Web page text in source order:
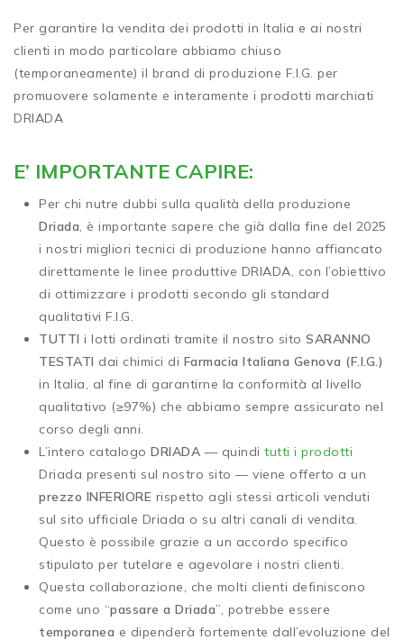
Per garantire la vendita dei prodotti in Italia e ai nostri
clienti in modo particolare abbiamo chiuso
(temporaneamente) il brand di produzione F.I.G. per
promuovere solamente e interamente i prodotti marchiati
DRIADA
E’ IMPORTANTE CAPIRE:
Per chi nutre dubbi sulla qualità della produzione
Driada , è importante sapere che già dalla fine del 2025
i nostri migliori tecnici di produzione hanno affiancato
direttamente le linee produttive DRIADA, con l’obiettivo
di ottimizzare i prodotti secondo gli standard
qualitativi F.I.G.
TUTTI i lotti ordinati tramite il nostro sito SARANNO
TESTATI dai chimici di Farmacia Italiana Genova (F.I.G.)
in Italia, al fine di garantirne la conformità al livello
qualitativo (≥97%) che abbiamo sempre assicurato nel
corso degli anni.
L’intero catalogo DRIADA — quindi tutti i prodotti
Driada presenti sul nostro sito — viene offerto a un
prezzo INFERIORE rispetto agli stessi articoli venduti
sul sito ufficiale Driada o su altri canali di vendita.
Questo è possibile grazie a un accordo specifico
stipulato per tutelare e agevolare i nostri clienti.
Questa collaborazione, che molti clienti definiscono
come uno “passare a Driada”, potrebbe essere
temporanea e dipenderà fortemente dall’evoluzione del